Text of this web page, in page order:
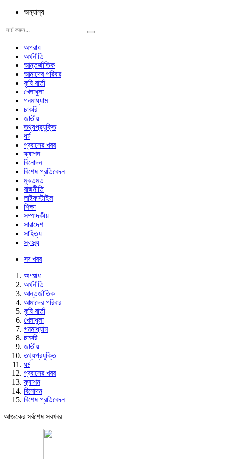
অন্যান্য
অপরাধ
অর্থনীতি
আন্তর্জাতিক
আমাদের পরিবার
কৃষি বার্তা
খেলাধুলা
গনমাধ্যাম
চাকরি
জাতীয়
তথ্যপ্রযুক্তি
ধর্ম
প্রবাসের খবর
ফ্যাশন
বিনোদন
বিশেষ প্রতিবেদন
মুক্তমত
রাজনীতি
লাইফস্টাইল
শিক্ষা
সম্পাদকীয়
সারাদেশ
সাহিত্য
স্বাস্থ্য
সব খবর
অপরাধ
অর্থনীতি
আন্তর্জাতিক
আমাদের পরিবার
কৃষি বার্তা
খেলাধুলা
গনমাধ্যাম
চাকরি
জাতীয়
তথ্যপ্রযুক্তি
ধর্ম
প্রবাসের খবর
ফ্যাশন
বিনোদন
বিশেষ প্রতিবেদন
আজকের সর্বশেষ সবখবর